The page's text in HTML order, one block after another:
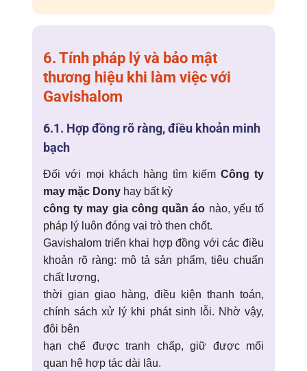
6. Tính pháp lý và bảo mật
thương hiệu khi làm việc với
Gavishalom
6.1. Hợp đồng rõ ràng, điều khoản minh
bạch
Đối với mọi khách hàng tìm kiếm Công ty
may mặc Dony hay bất kỳ
công ty may gia công quần áo nào, yếu tố
pháp lý luôn đóng vai trò then chốt.
Gavishalom triển khai hợp đồng với các điều
khoản rõ ràng: mô tả sản phẩm, tiêu chuẩn
chất lượng,
thời gian giao hàng, điều kiện thanh toán,
chính sách xử lý khi phát sinh lỗi. Nhờ vậy,
đôi bên
hạn chế được tranh chấp, giữ được mối
quan hệ hợp tác dài lâu.